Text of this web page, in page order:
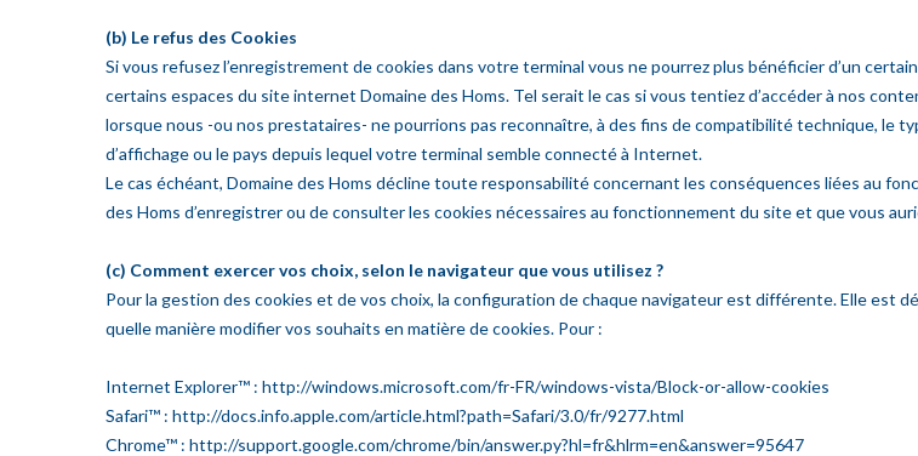
(b) Le refus des Cookies
Si vous refusez l’enregistrement de cookies dans votre terminal vous ne pourrez plus bénéficier d’un
certains espaces du site internet Domaine des Homs. Tel serait le cas si vous tentiez d’accéder à nos
lorsque nous -ou nos prestataires- ne pourrions pas reconnaître, à des fins de compatibilité technique, le
d’affichage ou le pays depuis lequel votre terminal semble connecté à Internet.
Le cas échéant, Domaine des Homs décline toute responsabilité concernant les conséquences liées au
des Homs d’enregistrer ou de consulter les cookies nécessaires au fonctionnement du site et que vous
(c) Comment exercer vos choix, selon le navigateur que vous utilisez ?
Pour la gestion des cookies et de vos choix, la configuration de chaque navigateur est différente. Elle est
quelle manière modifier vos souhaits en matière de cookies. Pour :
Internet Explorer™ : http://windows.microsoft.com/fr-FR/windows-vista/Block-or-allow-cookies
Safari™ : http://docs.info.apple.com/article.html?path=Safari/3.0/fr/9277.html
Chrome™ : http://support.google.com/chrome/bin/answer.py?hl=fr&hlrm=en&answer=95647